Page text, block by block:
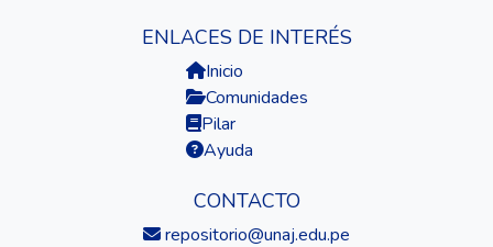
ENLACES DE INTERÉS
Inicio
Comunidades
Pilar
Ayuda
CONTACTO
repositorio@unaj.edu.pe